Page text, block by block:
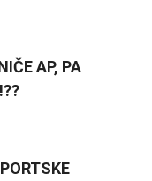
AP, PA